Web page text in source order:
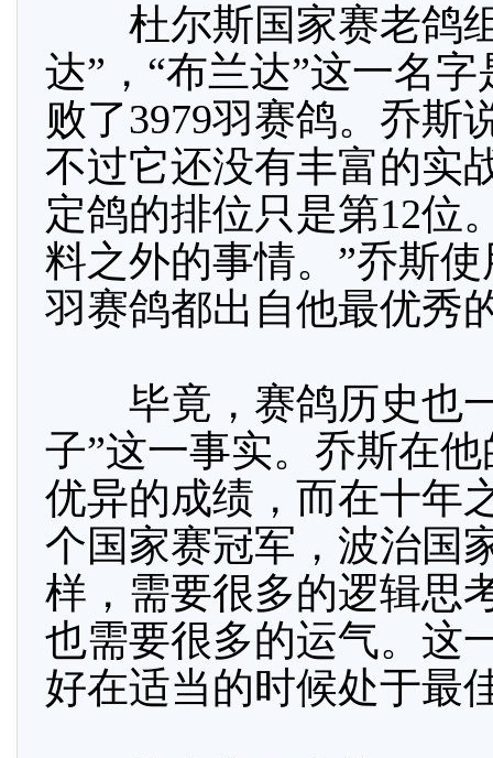
杜尔斯国家赛老鸽组
达”，“布兰达”这一名
败了3979羽赛鸽。乔斯
不过它还没有丰富的实
定鸽的排位只是第12位
料之外的事情。”乔斯
羽赛鸽都出自他最优秀
毕竟，赛鸽历史也一
子”这一事实。乔斯在
优异的成绩，而在十年
个国家赛冠军，波治国
样，需要很多的逻辑思
也需要很多的运气。这
好在适当的时候处于最